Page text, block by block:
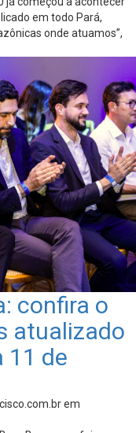
em todo Pará,
onde atuamos”,
confira o
atualizado
11 de
em